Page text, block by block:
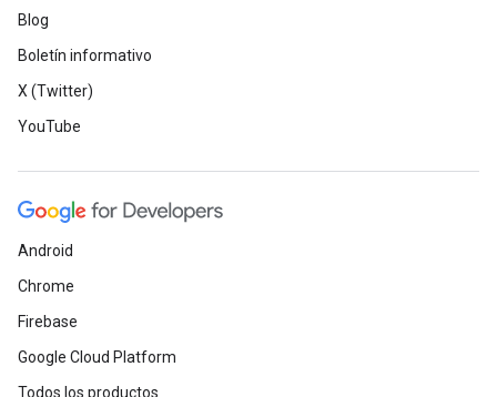
Blog
Boletín informativo
X (Twitter)
YouTube
Android
Chrome
Firebase
Google Cloud Platform
Todos los productos